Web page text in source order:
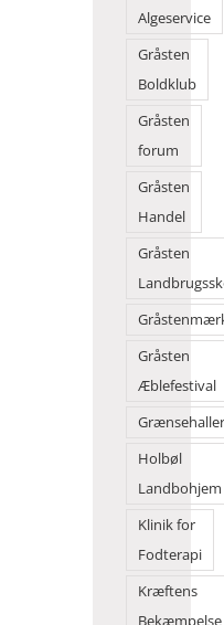
Algeservice
Gråsten
Boldklub
Gråsten
forum
Gråsten
Handel
Gråsten
Gråsten
Æblefestival
Holbøl
Landbohjem
Klinik for
Fodterapi
Kræftens
Bekæmpelse